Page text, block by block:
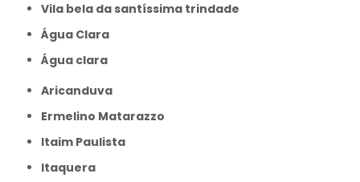
Vila bela da santíssima trindade
Água Clara
Água clara
Aricanduva
Ermelino Matarazzo
Itaim Paulista
Itaquera